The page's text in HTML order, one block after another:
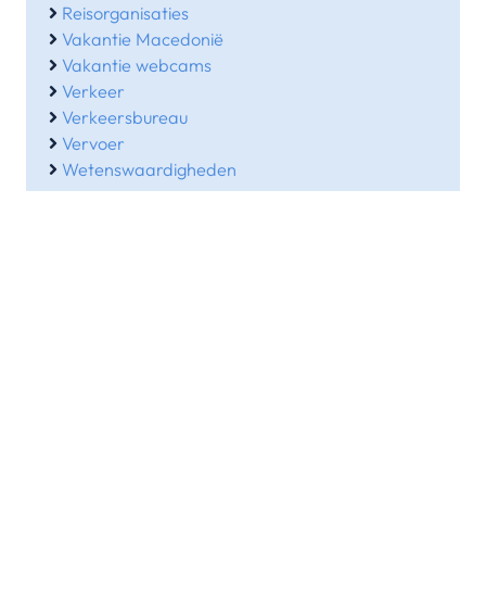
Reisorganisaties
Vakantie Macedonië
Vakantie webcams
Verkeer
Verkeersbureau
Vervoer
Wetenswaardigheden